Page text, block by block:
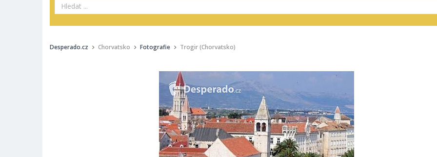
Desperado.cz Chorvatsko Fotografie Trogir (Chorvatsko)